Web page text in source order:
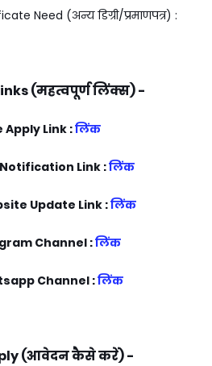
Need (अन्य डिग्री/प्रमाणपत्र) :
(महत्वपूर्ण लिंक्स) -
Apply Link :लिंक
Link :लिंक
Update Link :लिंक
Channel :लिंक
Channel :लिंक
(आवेदन कैसे करें) -